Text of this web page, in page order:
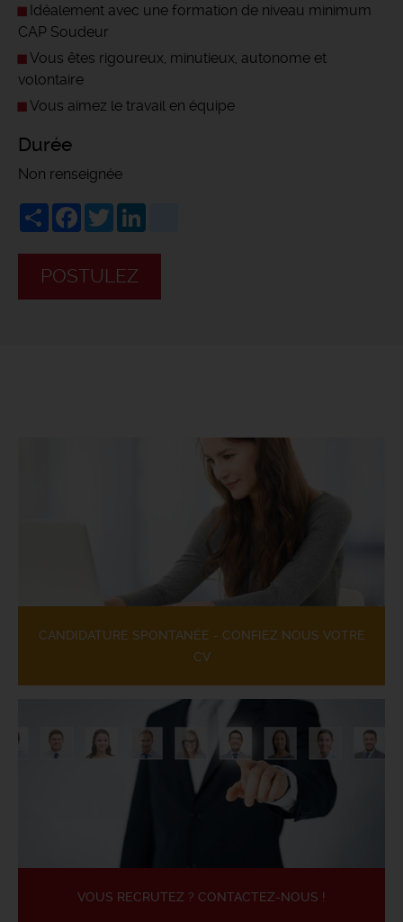
Idéalement avec une formation de niveau minimum
CAP Soudeur
Vous êtes rigoureux, minutieux, autonome et
volontaire
Vous aimez le travail en équipe
Durée
Non renseignée
ShareFacebook
Twitter
POSTULEZ
CANDIDATURE SPONTANÉE - CONFIEZ NOUS VOTRE
CV
VOUS RECRUTEZ ? CONTACTEZ-NOUS !